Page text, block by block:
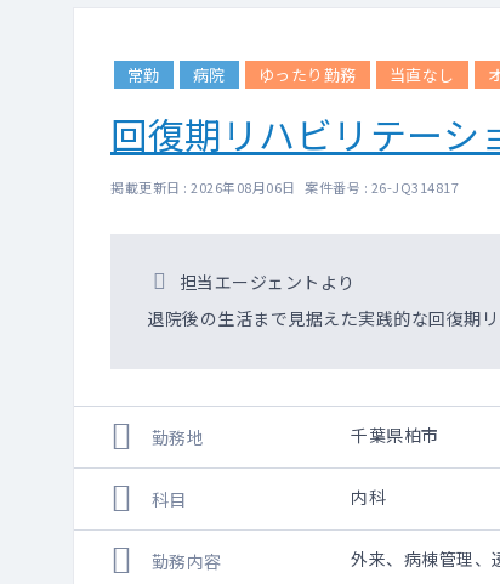
小腸内視鏡を除き
研究日や休暇取
カンファレンスは
常勤 病院 ゆったり勤務 当直なし
回復期リハビリテーシ
掲載更新日 : 2026年08月06日 案件番号 : 26-JQ314817
担当エージェントより
退院後の生活まで見据えた実践的な回復期
勤務地 千葉県柏市
科目 内科
勤務内容 外来、病棟管理、